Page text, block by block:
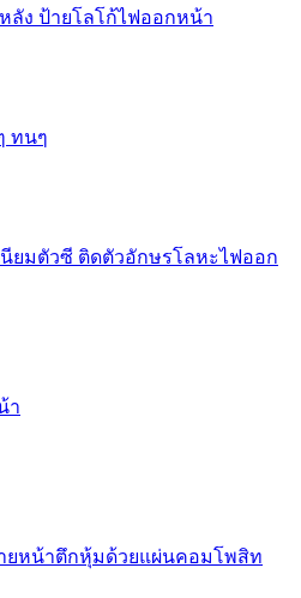
ลัง ป้ายโลโก้ไฟออกหน้า
ทนๆ
ยมตัวซี ติดตัวอักษรโลหะไฟออก
า
ยหน้าตึกหุ้มด้วยแผ่นคอมโพสิท